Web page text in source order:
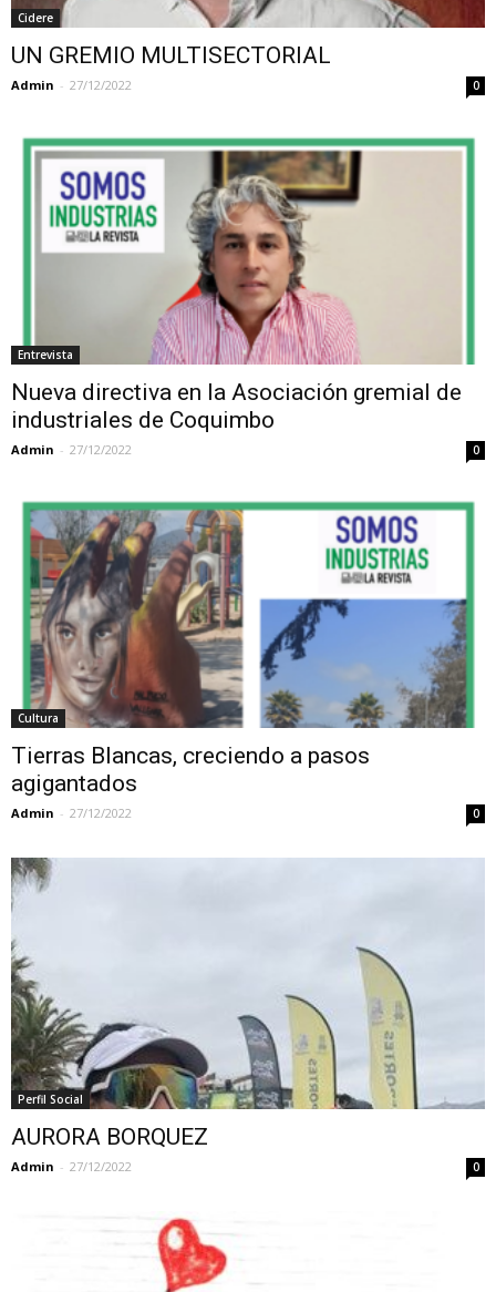
Cidere
UN GREMIO MULTISECTORIAL
Admin - 27/12/2022 0
Entrevista
Nueva directiva en la Asociación gremial de
industriales de Coquimbo
Admin - 27/12/2022 0
Cultura
Tierras Blancas, creciendo a pasos
agigantados
Admin - 27/12/2022 0
Perfil Social
AURORA BORQUEZ
Admin - 27/12/2022 0